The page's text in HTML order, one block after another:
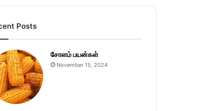
Posts
சோளம் பயன்கள்
November 15, 2024